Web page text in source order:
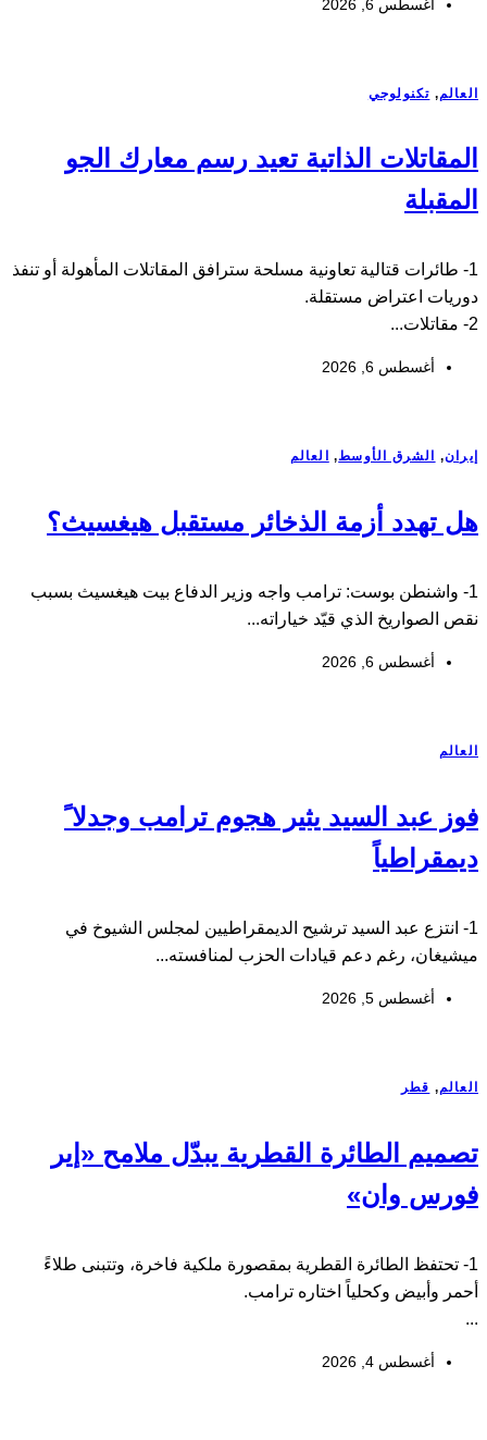
أغسطس 6, 2026
العالم, تكنولوجي
المقاتلات الذاتية تعيد رسم معارك الجو
المقبلة
1- طائرات قتالية تعاونية مسلحة سترافق المقاتلات المأهولة أو تنفذ
دوريات اعتراض مستقلة.
2- مقاتلات...
أغسطس 6, 2026
إيران, الشرق الأوسط, العالم
هل تهدد أزمة الذخائر مستقبل هيغسيث؟
1- واشنطن بوست: ترامب واجه وزير الدفاع بيت هيغسيث بسبب
نقص الصواريخ الذي قيّد خياراته...
أغسطس 6, 2026
العالم
فوز عبد السيد يثير هجوم ترامب وجدلا ً
ديمقراطياً
1- انتزع عبد السيد ترشيح الديمقراطيين لمجلس الشيوخ في
ميشيغان، رغم دعم قيادات الحزب لمنافسته...
أغسطس 5, 2026
العالم, قطر
تصميم الطائرة القطرية يبدّل ملامح «إير
فورس وان»
1- تحتفظ الطائرة القطرية بمقصورة ملكية فاخرة، وتتبنى طلاءً
أحمر وأبيض وكحلياً اختاره ترامب.
...
أغسطس 4, 2026